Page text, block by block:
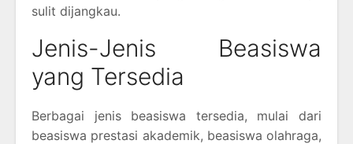
sulit dijangkau.
Jenis-Jenis Beasiswa
yang Tersedia
Berbagai jenis beasiswa tersedia, mulai dari
beasiswa prestasi akademik, beasiswa olahraga,